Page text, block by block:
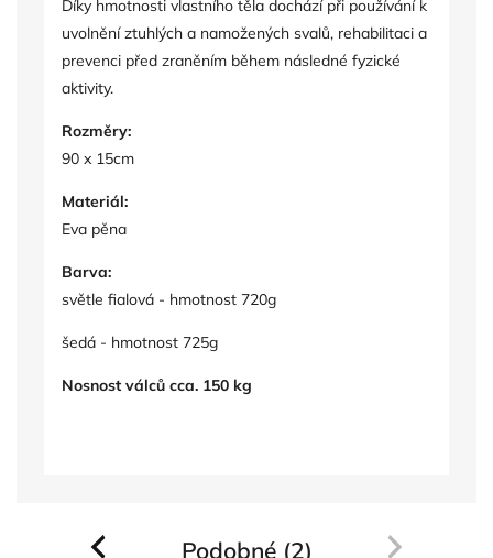
Díky hmotnosti vlastního těla dochází při používání k
uvolnění ztuhlých a namožených svalů, rehabilitaci a
prevenci před zraněním během následné fyzické
aktivity.
Rozměry:
90 x 15cm
Materiál:
Eva pěna
Barva:
světle fialová - hmotnost 720g
šedá - hmotnost 725g
Nosnost válců cca. 150 kg
Podobné (2)
Previous Next